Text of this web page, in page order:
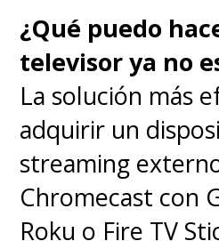
¿Qué puedo
televisor ya no
La solución más
adquirir un
streaming
Chromecast con
Roku o Fire TV